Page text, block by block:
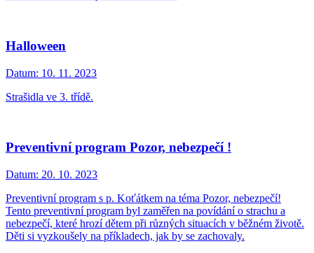
Halloween
Datum: 10. 11. 2023
Strašidla ve 3. třídě.
Preventivní program Pozor, nebezpečí !
Datum: 20. 10. 2023
Preventivní program s p. Koťátkem na téma Pozor, nebezpečí!
Tento preventivní program byl zaměřen na povídání o strachu a
nebezpečí, které hrozí dětem při různých situacích v běžném životě.
Děti si vyzkoušely na příkladech, jak by se zachovaly.